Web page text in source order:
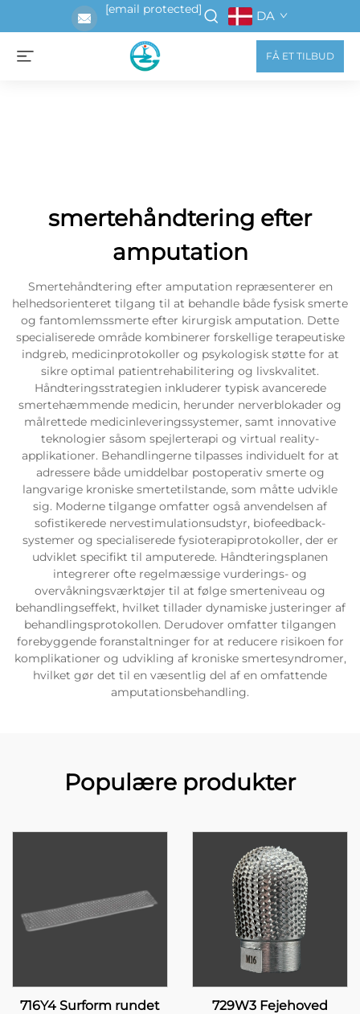
[email protected] DA
FÅ ET TILBUD
smertehåndtering efter
amputation
Smertehåndtering efter amputation repræsenterer en
helhedsorienteret tilgang til at behandle både fysisk smerte
og fantomlemssmerte efter kirurgisk amputation. Dette
specialiserede område kombinerer forskellige terapeutiske
indgreb, medicinprotokoller og psykologisk støtte for at
sikre optimal patientrehabilitering og livskvalitet.
Håndteringsstrategien inkluderer typisk avancerede
smertehæmmende medicin, herunder nerverblokader og
målrettede medicinleveringssystemer, samt innovative
teknologier såsom spejlerterapi og virtual reality-
applikationer. Behandlingerne tilpasses individuelt for at
adressere både umiddelbar postoperativ smerte og
langvarige kroniske smertetilstande, som måtte udvikle
sig. Moderne tilgange omfatter også anvendelsen af
sofistikerede nervestimulationsudstyr, biofeedback-
systemer og specialiserede fysioterapiprotokoller, der er
udviklet specifikt til amputerede. Håndteringsplanen
integrerer ofte regelmæssige vurderings- og
overvåkningsværktøjer til at følge smerteniveau og
behandlingseffekt, hvilket tillader dynamiske justeringer af
behandlingsprotokollen. Derudover omfatter tilgangen
forebyggende foranstaltninger for at reducere risikoen for
komplikationer og udvikling af kroniske smertesyndromer,
hvilket gør det til en væsentlig del af en omfattende
amputationsbehandling.
Populære produkter
716Y4 Surform rundet
729W3 Fejehoved